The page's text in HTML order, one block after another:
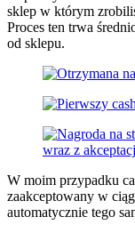
sklep w którym
Proces ten trwa
od sklepu.
W moim przypadku
zaakceptowany w
automatycznie tego